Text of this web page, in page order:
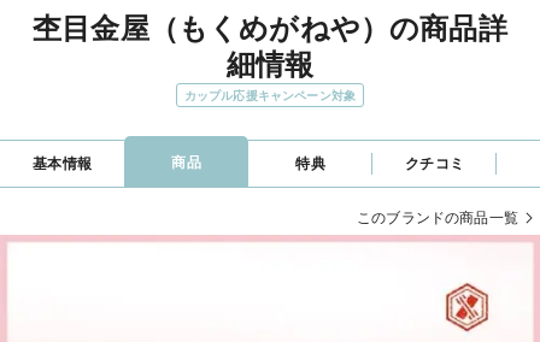
杢目金屋（もくめがねや）の商品詳
細情報
カップル応援キャンペーン対象
基本情報 商品 特典 クチコミ
このブランドの商品一覧